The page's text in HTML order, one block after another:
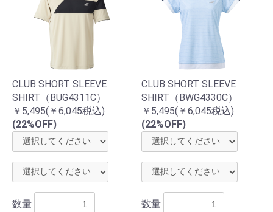
CLUB SHORT SLEEVE
SHIRT（BUG4311C）
￥5,495(￥6,045税込)
(22%OFF)
数量
CLUB SHORT SLEEVE
SHIRT（BWG4330C）
￥5,495(￥6,045税込)
(22%OFF)
数量